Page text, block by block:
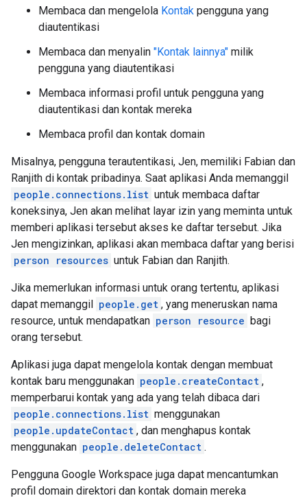
Membaca dan mengelola Kontak pengguna yang
diautentikasi
Membaca dan menyalin "Kontak lainnya" milik
pengguna yang diautentikasi
Membaca informasi profil untuk pengguna yang
diautentikasi dan kontak mereka
Membaca profil dan kontak domain
Misalnya, pengguna terautentikasi, Jen, memiliki Fabian dan
Ranjith di kontak pribadinya. Saat aplikasi Anda memanggil
people.connections.list untuk membaca daftar
koneksinya, Jen akan melihat layar izin yang meminta untuk
memberi aplikasi tersebut akses ke daftar tersebut. Jika
Jen mengizinkan, aplikasi akan membaca daftar yang berisi
person resources untuk Fabian dan Ranjith.
Jika memerlukan informasi untuk orang tertentu, aplikasi
dapat memanggil people.get , yang meneruskan nama
resource, untuk mendapatkan person resource bagi
orang tersebut.
Aplikasi juga dapat mengelola kontak dengan membuat
kontak baru menggunakan people.createContact ,
memperbarui kontak yang ada yang telah dibaca dari
people.connections.list menggunakan
people.updateContact , dan menghapus kontak
menggunakan people.deleteContact .
Pengguna Google Workspace juga dapat mencantumkan
profil domain direktori dan kontak domain mereka